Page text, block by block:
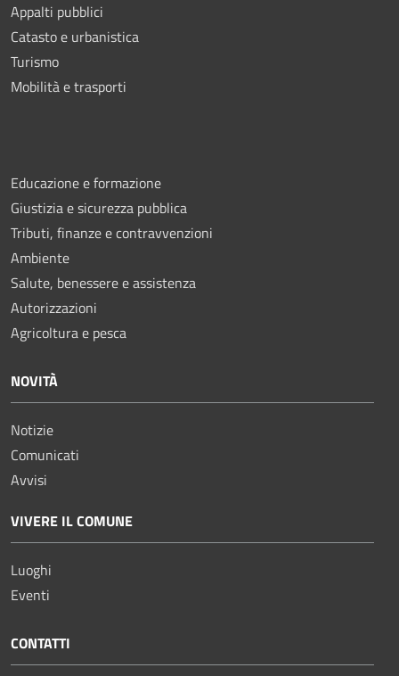
Appalti pubblici
Catasto e urbanistica
Turismo
Mobilità e trasporti
Educazione e formazione
Giustizia e sicurezza pubblica
Tributi, finanze e contravvenzioni
Ambiente
Salute, benessere e assistenza
Autorizzazioni
Agricoltura e pesca
NOVITÀ
Notizie
Comunicati
Avvisi
VIVERE IL COMUNE
Luoghi
Eventi
CONTATTI